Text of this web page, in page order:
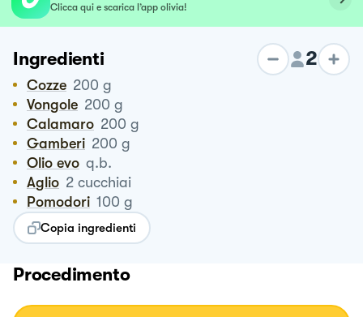
Clicca qui e scarica l’app olivia!
Ingredienti 2
Cozze 200 g
Vongole 200 g
Calamaro 200 g
Gamberi 200 g
Olio evo q.b.
Aglio 2 cucchiai
Pomodori 100 g
Copia ingredienti
Procedimento